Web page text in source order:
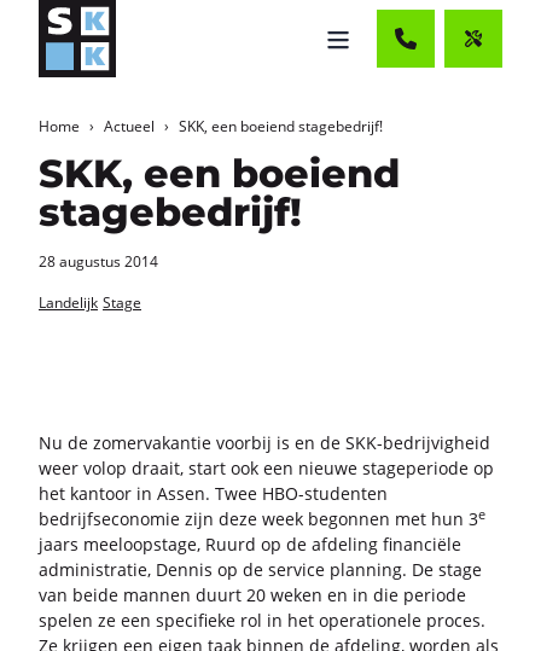
Home Actueel SKK, een boeiend stagebedrijf!
SKK, een boeiend
stagebedrijf!
28 augustus 2014
Landelijk Stage
Nu de zo­mer­va­kan­tie voor­bij is en de SKK-​bedrijvigheid
weer volop draait, start ook een nieu­we sta­ge­pe­ri­o­de op
het kan­toor in Assen. Twee HBO-​studenten
be­drijfs­eco­no­mie zijn deze week be­gon­nen met hun 3e
jaars mee­loop­sta­ge, Ruurd op de af­de­ling fi­nan­ci­ë­le
ad­mi­ni­stra­tie, Den­nis op de ser­vi­ce plan­ning. De stage
van beide man­nen duurt 20 weken en in die pe­ri­o­de
spe­len ze een spe­ci­fie­ke rol in het ope­ra­ti­o­ne­le pro­ces.
Ze krij­gen een eigen taak bin­nen de af­de­ling, wor­den als